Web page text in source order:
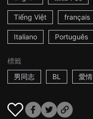
Tiếng Việt français
Italiano Português
標籤
男同志
BL 愛情